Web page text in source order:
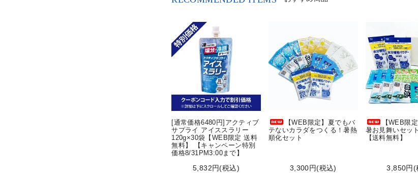
[通常価格6480円]アクティブ
サプライ アイススラリー
120g×30袋【WEB限定 送料
無料】 【キャンペーン特別
価格8/31PM3:00まで】
5,832円(税込)
【WEB限定】夏でもバ
テないカラダをつくる！暑熱
順化セット
3,300円(税込)
【WEB限
暑お見舞いセッ
【送料無料】
3,850円(